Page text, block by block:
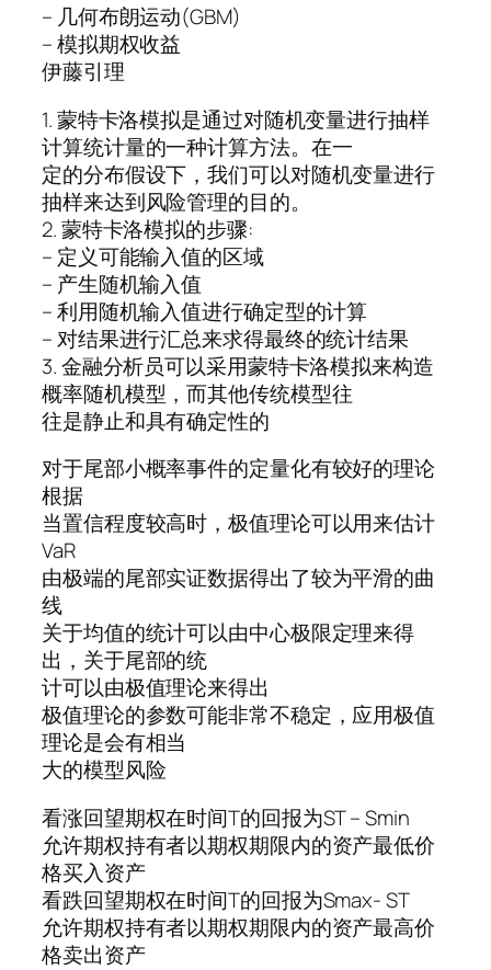
– 几何布朗运动(GBM)
– 模拟期权收益
伊藤引理
1. 蒙特卡洛模拟是通过对随机变量进行抽样
计算统计量的一种计算方法。在一
定的分布假设下，我们可以对随机变量进行
抽样来达到风险管理的目的。
2. 蒙特卡洛模拟的步骤:
– 定义可能输入值的区域
– 产生随机输入值
– 利用随机输入值进行确定型的计算
– 对结果进行汇总来求得最终的统计结果
3. 金融分析员可以采用蒙特卡洛模拟来构造
概率随机模型，而其他传统模型往
往是静止和具有确定性的
对于尾部小概率事件的定量化有较好的理论
根据
当置信程度较高时，极值理论可以用来估计
VaR
由极端的尾部实证数据得出了较为平滑的曲
线
关于均值的统计可以由中心极限定理来得
出，关于尾部的统
计可以由极值理论来得出
极值理论的参数可能非常不稳定，应用极值
理论是会有相当
大的模型风险
看涨回望期权在时间T的回报为ST – Smin
允许期权持有者以期权期限内的资产最低价
格买入资产
看跌回望期权在时间T的回报为Smax- ST
允许期权持有者以期权期限内的资产最高价
格卖出资产